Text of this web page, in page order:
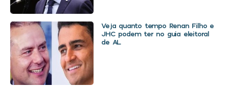
Veja quanto tempo Renan Filho e
JHC podem ter no guia eleitoral
de AL